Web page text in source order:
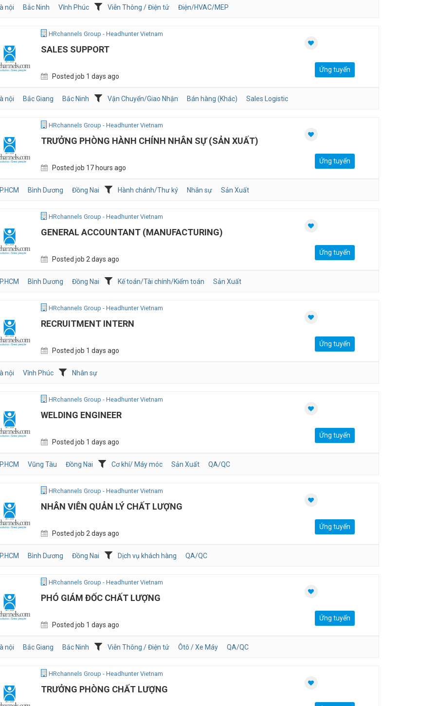
nội Bắc Ninh Vĩnh Phúc Viễn Thông / Điện tử Điện/HVAC/MEP
HRchannels Group - Headhunter Vietnam
SALES SUPPORT
Posted job 1 days ago
Ứng tuyển
nội Bắc Giang Bắc Ninh Vận Chuyển/Giao Nhận Bán hàng (Khác) Sales Logistic
HRchannels Group - Headhunter Vietnam
TRƯỞNG PHÒNG HÀNH CHÍNH NHÂN SỰ (SẢN XUẤT)
Posted job 17 hours ago
Ứng tuyển
Bình Dương Đồng Nai Hành chánh/Thư ký Nhân sự Sản Xuất
HRchannels Group - Headhunter Vietnam
GENERAL ACCOUNTANT (MANUFACTURING)
Posted job 2 days ago
Ứng tuyển
Bình Dương Đồng Nai Kế toán/Tài chính/Kiểm toán Sản Xuất
HRchannels Group - Headhunter Vietnam
RECRUITMENT INTERN
Posted job 1 days ago
Ứng tuyển
nội Vĩnh Phúc Nhân sự
HRchannels Group - Headhunter Vietnam
WELDING ENGINEER
Posted job 1 days ago
Ứng tuyển
Vũng Tàu Đồng Nai Cơ khí/ Máy móc Sản Xuất QA/QC
HRchannels Group - Headhunter Vietnam
NHÂN VIÊN QUẢN LÝ CHẤT LƯỢNG
Posted job 2 days ago
Ứng tuyển
Bình Dương Đồng Nai Dịch vụ khách hàng QA/QC
HRchannels Group - Headhunter Vietnam
PHÓ GIÁM ĐỐC CHẤT LƯỢNG
Posted job 1 days ago
Ứng tuyển
nội Bắc Giang Bắc Ninh Viễn Thông / Điện tử Ôtô / Xe Máy QA/QC
HRchannels Group - Headhunter Vietnam
TRƯỞNG PHÒNG CHẤT LƯỢNG